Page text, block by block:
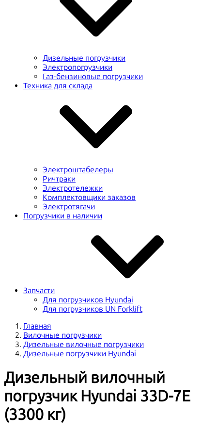
Дизельные погрузчики
Электропогрузчики
Газ-бензиновые погрузчики
Техника для склада
Электроштабелеры
Ричтраки
Электротележки
Комплектовщики заказов
Электротягачи
Погрузчики в наличии
Запчасти
Для погрузчиков Hyundai
Для погрузчиков UN Forklift
Главная
Вилочные погрузчики
Дизельные вилочные погрузчики
Дизельные погрузчики Hyundai
Дизельный вилочный
погрузчик Hyundai 33D-7E
(3300 кг)